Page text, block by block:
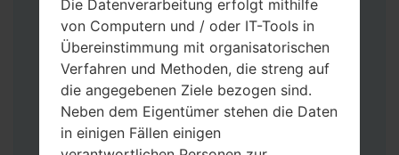
Laden Sie auf Ihren PC:
Die Datenverarbeitung erfolgt mithilfe
von Computern und / oder IT-Tools in
Übereinstimmung mit organisatorischen
Verfahren und Methoden, die streng auf
die angegebenen Ziele bezogen sind.
Neben dem Eigentümer stehen die Daten
in einigen Fällen einigen